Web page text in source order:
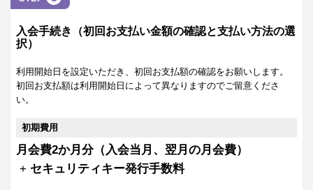
入会手続き（初回お支払い金額の確認と支払い方法の選
択）
利用開始日を設定いただき、初回お支払額の確認をお願いします。
初回お支払額は利用開始日によって異なりますのでご留意くださ
い。
初期費用
月会費2か月分（入会当月、翌月の月会費）
+ セキュリティキー発行手数料